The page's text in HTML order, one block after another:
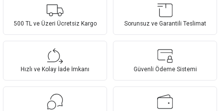
yetersiz gördüğünüz noktaları öneri formunu kullanarak tarafımıza
Görüş ve önerileriniz için teşekkür ederiz.
Ürün resmi kalitesiz, bozuk veya görüntülenemiyor.
Ürün açıklamasında eksik bilgiler bulunuyor.
Bu ürüne benzer farklı alternatifler olmalı.
500 TL ve Üzeri Ücretsiz Kargo Sorunsuz ve Garantili Teslimat
Hızlı ve Kolay İade İmkanı Güvenli Ödeme Sistemi